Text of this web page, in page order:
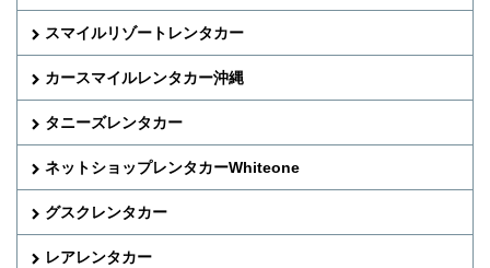
スマイルリゾートレンタカー
カースマイルレンタカー沖縄
タニーズレンタカー
ネットショップレンタカーWhiteone
グスクレンタカー
レアレンタカー